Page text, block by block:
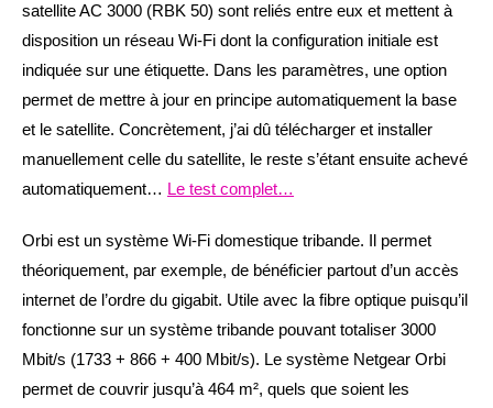
satellite AC 3000 (RBK 50) sont reliés entre eux et mettent à
disposition un réseau Wi-Fi dont la configuration initiale est
indiquée sur une étiquette. Dans les paramètres, une option
permet de mettre à jour en principe automatiquement la base
et le satellite. Concrètement, j’ai dû télécharger et installer
manuellement celle du satellite, le reste s’étant ensuite achevé
automatiquement… Le test complet…
Orbi est un système Wi-Fi domestique tribande. Il permet
théoriquement, par exemple, de bénéficier partout d’un accès
internet de l’ordre du gigabit. Utile avec la fibre optique puisqu’il
fonctionne sur un système tribande pouvant totaliser 3000
Mbit/s (1733 + 866 + 400 Mbit/s). Le système Netgear Orbi
permet de couvrir jusqu’à 464 m², quels que soient les